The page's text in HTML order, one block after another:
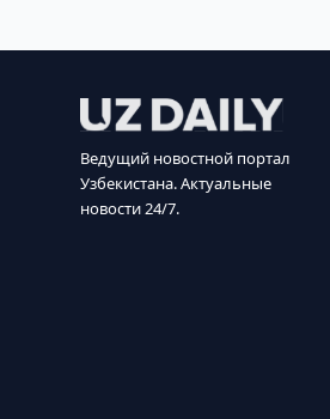
Ведущий новостной портал
Узбекистана. Актуальные
новости 24/7.